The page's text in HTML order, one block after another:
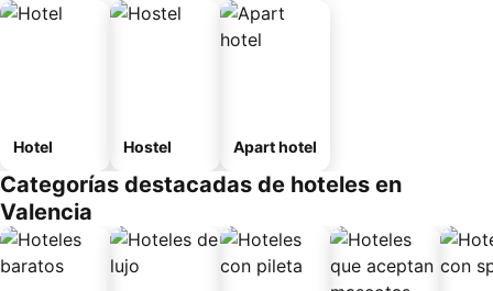
Hotel Hostel Apart hotel
Categorías destacadas de hoteles en
Valencia